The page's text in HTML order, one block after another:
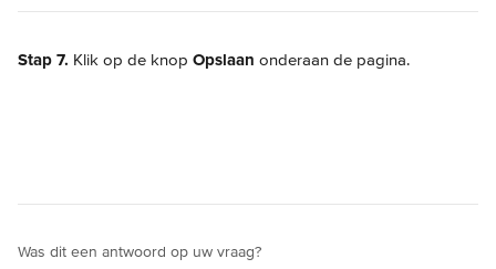
Stap 7. Klik op de knop Opslaan onderaan de pagina.
Was dit een antwoord op uw vraag?